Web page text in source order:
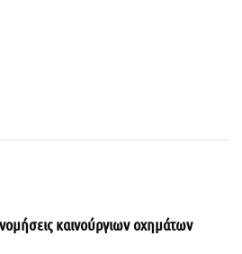
καινούργιων οχημάτων